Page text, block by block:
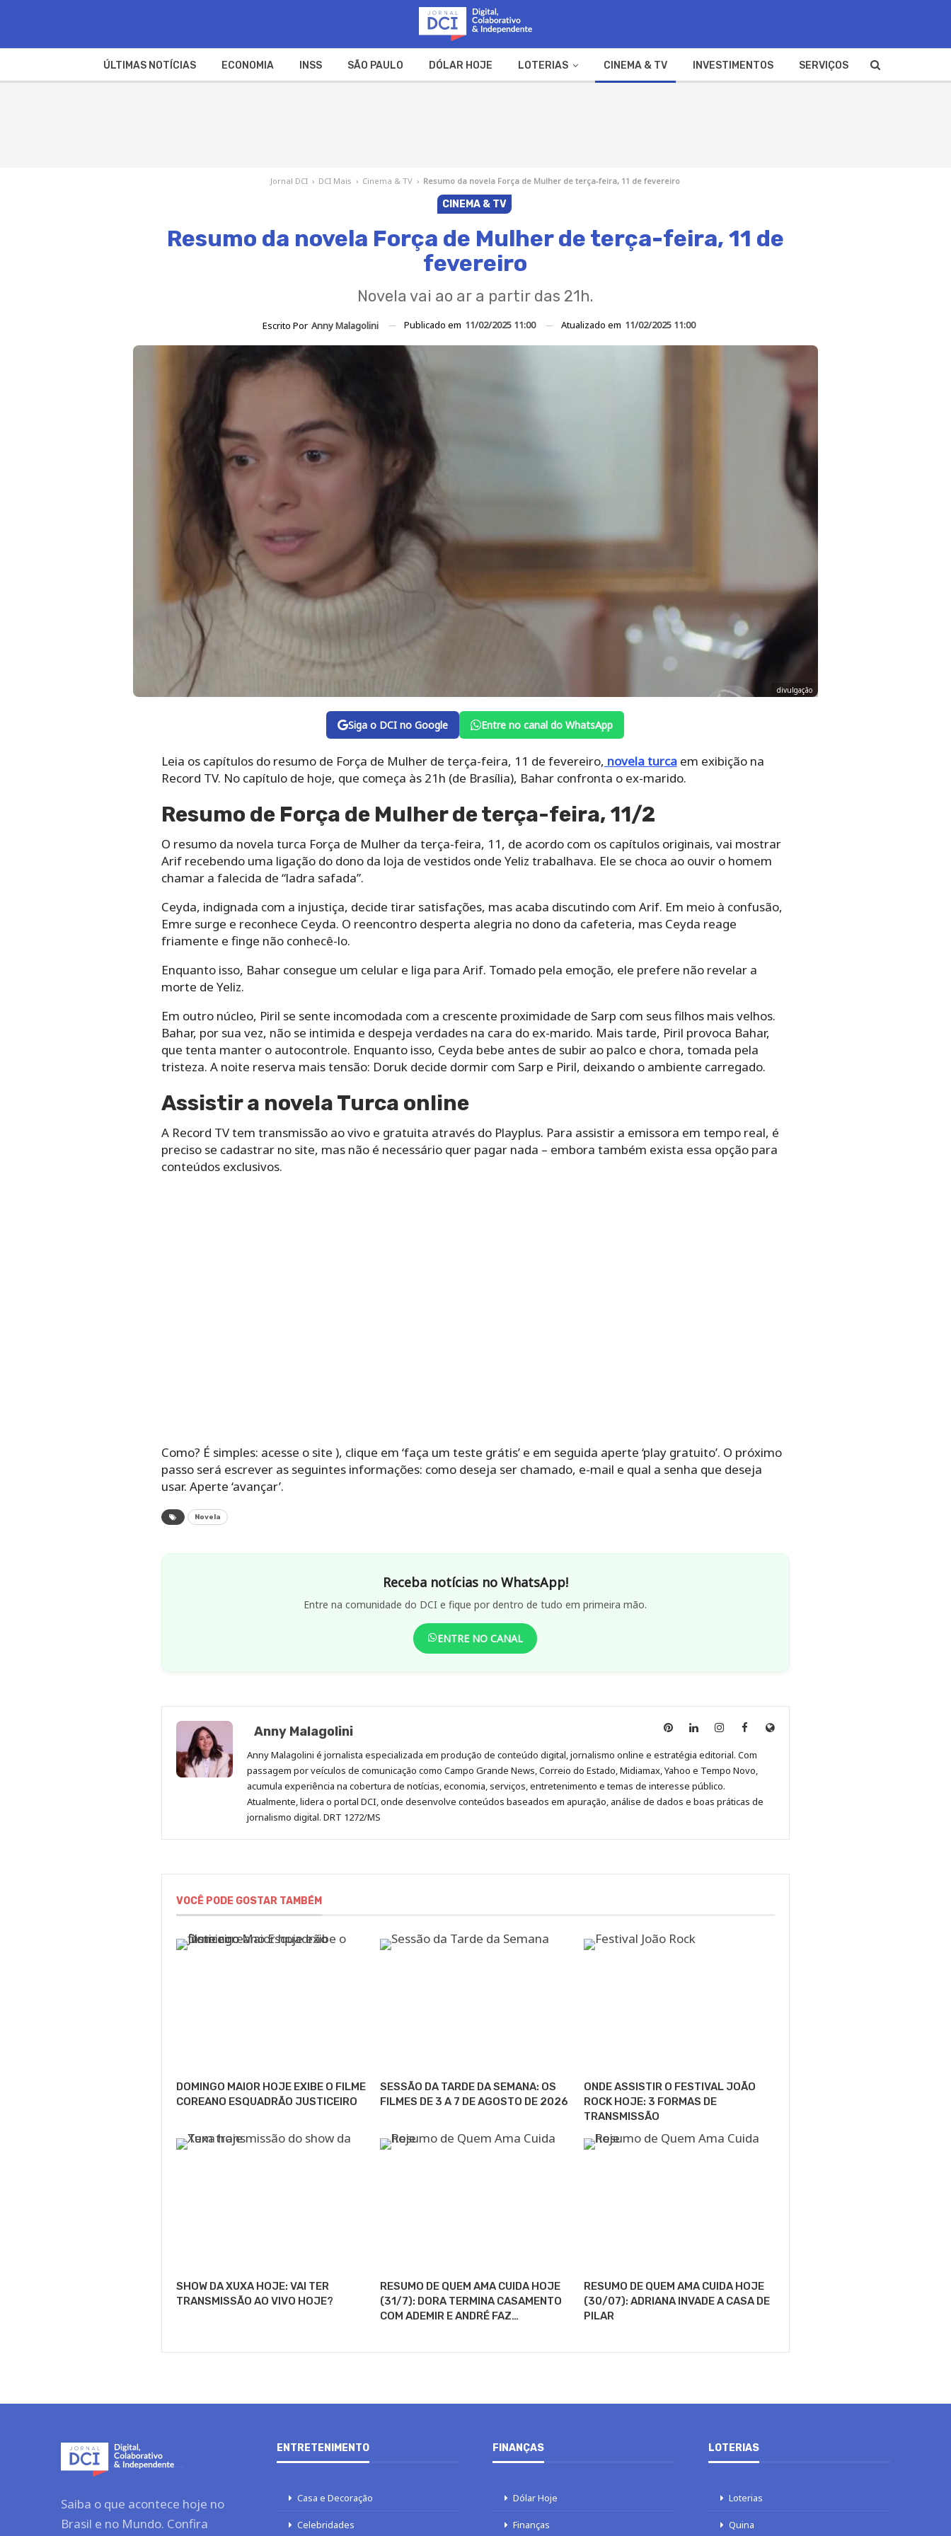
ÚLTIMAS NOTÍCIAS ECONOMIA INSS SÃO PAULO DÓLAR HOJE LOTERIAS CINEMA & TV INVESTIMENTOS SERVIÇOS
Jornal DCI › DCI Mais › Cinema & TV › Resumo da novela Força de Mulher de terça-feira, 11 de fevereiro
CINEMA & TV
Resumo da novela Força de Mulher de terça-feira, 11 de
fevereiro
Novela vai ao ar a partir das 21h.
Escrito Por Anny Malagolini Publicado em 11/02/2025 11:00 Atualizado em 11/02/2025 11:00
divulgação
Siga o DCI no Google Entre no canal do WhatsApp
Leia os capítulos do resumo de Força de Mulher de terça-feira, 11 de fevereiro, novela turcaem exibição na
Record TV. No capítulo de hoje, que começa às 21h (de Brasília), Bahar confronta o ex-marido.
Resumo de Força de Mulher de terça-feira, 11/2
O resumo da novela turca Força de Mulher da terça-feira, 11, de acordo com os capítulos originais, vai mostrar
Arif recebendo uma ligação do dono da loja de vestidos onde Yeliz trabalhava. Ele se choca ao ouvir o homem
chamar a falecida de “ladra safada”.
Ceyda, indignada com a injustiça, decide tirar satisfações, mas acaba discutindo com Arif. Em meio à confusão,
Emre surge e reconhece Ceyda. O reencontro desperta alegria no dono da cafeteria, mas Ceyda reage
friamente e finge não conhecê-lo.
Enquanto isso, Bahar consegue um celular e liga para Arif. Tomado pela emoção, ele prefere não revelar a
morte de Yeliz.
Em outro núcleo, Piril se sente incomodada com a crescente proximidade de Sarp com seus filhos mais velhos.
Bahar, por sua vez, não se intimida e despeja verdades na cara do ex-marido. Mais tarde, Piril provoca Bahar,
que tenta manter o autocontrole. Enquanto isso, Ceyda bebe antes de subir ao palco e chora, tomada pela
tristeza. A noite reserva mais tensão: Doruk decide dormir com Sarp e Piril, deixando o ambiente carregado.
Assistir a novela Turca online
A Record TV tem transmissão ao vivo e gratuita através do Playplus. Para assistir a emissora em tempo real, é
preciso se cadastrar no site, mas não é necessário quer pagar nada – embora também exista essa opção para
conteúdos exclusivos.
Como? É simples: acesse o site ), clique em ‘faça um teste grátis’ e em seguida aperte ‘play gratuito’. O próximo
passo será escrever as seguintes informações: como deseja ser chamado, e-mail e qual a senha que deseja
usar. Aperte ‘avançar’.
Novela
Receba notícias no WhatsApp!
Entre na comunidade do DCI e fique por dentro de tudo em primeira mão.
ENTRE NO CANAL
Anny Malagolini
Anny
no
Pinterest
Anny
no
LinkedIn
Anny
no
Instagram
Anny
no
Facebook
Site
Anny Malagolini é jornalista especializada em produção de conteúdo digital, jornalismo online e estratégia editorial. Com
passagem por veículos de comunicação como Campo Grande News, Correio do Estado, Midiamax, Yahoo e Tempo Novo,
acumula experiência na cobertura de notícias, economia, serviços, entretenimento e temas de interesse público.
Atualmente, lidera o portal DCI, onde desenvolve conteúdos baseados em apuração, análise de dados e boas práticas de
jornalismo digital. DRT 1272/MS
VOCÊ PODE GOSTAR TAMBÉM
DOMINGO MAIOR HOJE EXIBE O FILME
COREANO ESQUADRÃO JUSTICEIRO
SESSÃO DA TARDE DA SEMANA: OS
FILMES DE 3 A 7 DE AGOSTO DE 2026
ONDE ASSISTIR O FESTIVAL JOÃO
ROCK HOJE: 3 FORMAS DE
TRANSMISSÃO
SHOW DA XUXA HOJE: VAI TER
TRANSMISSÃO AO VIVO HOJE?
RESUMO DE QUEM AMA CUIDA HOJE
(31/7): DORA TERMINA CASAMENTO
COM ADEMIR E ANDRÉ FAZ…
RESUMO DE QUEM AMA CUIDA HOJE
(30/07): ADRIANA INVADE A CASA DE
PILAR
Saiba o que acontece hoje no
Brasil e no Mundo. Confira
ENTRETENIMENTO
Casa e Decoração
Celebridades
FINANÇAS
Dólar Hoje
Finanças
LOTERIAS
Loterias
Quina